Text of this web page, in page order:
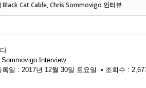
Cat Cable, Chris Sommovigo 인터뷰
Interview
일 : 2017년 12월 30일 토요일 • 조회수 :